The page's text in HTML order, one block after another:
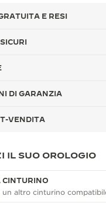
E RESI
DI GARANZIA
VENDITA
IL SUO OROLOGIO
CINTURINO